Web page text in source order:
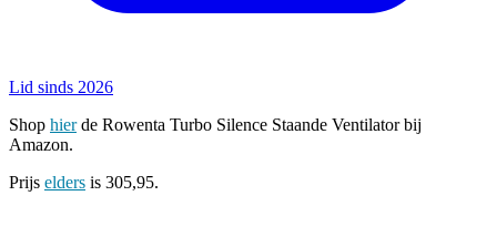
Lid sinds 2026
Shop hierde Rowenta Turbo Silence Staande Ventilator bij
Amazon.
Prijs elders is 305,95.